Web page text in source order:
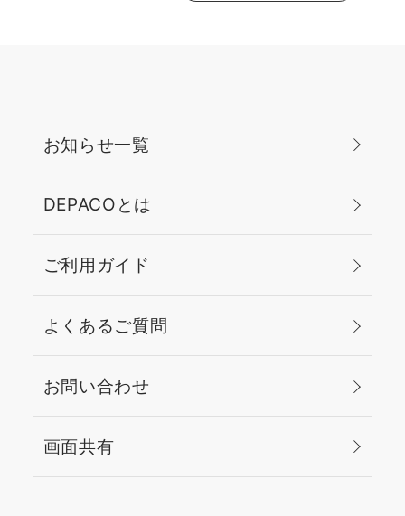
お知らせ一覧
DEPACOとは
ご利用ガイド
よくあるご質問
お問い合わせ
画面共有